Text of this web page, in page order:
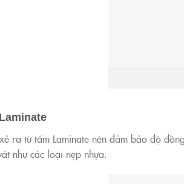
ra từ tấm Laminate nên đảm bảo độ
như các loại nẹp nhựa.